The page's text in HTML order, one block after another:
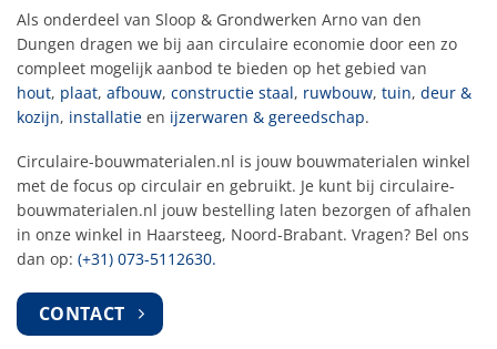
Als onderdeel van Sloop & Grondwerken Arno van den
Dungen dragen we bij aan circulaire economie door een zo
compleet mogelijk aanbod te bieden op het gebied van
hout, plaat, afbouw, constructie staal, ruwbouw, tuin, deur &
kozijn, installatie en ijzerwaren & gereedschap.
Circulaire-bouwmaterialen.nl is jouw bouwmaterialen winkel
met de focus op circulair en gebruikt. Je kunt bij circulaire-
bouwmaterialen.nl jouw bestelling laten bezorgen of afhalen
in onze winkel in Haarsteeg, Noord-Brabant. Vragen? Bel ons
dan op: (+31) 073-5112630.
CONTACT